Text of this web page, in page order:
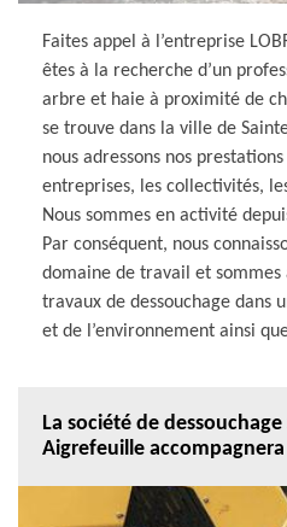
Faites appel à l’entreprise
êtes à la recherche d’un
arbre et haie à proximité de
se trouve dans la ville de
nous adressons nos
entreprises, les collectivités,
Nous sommes en activité
Par conséquent, nous
domaine de travail et
travaux de dessouchage dans
et de l’environnement ainsi
La société de
Aigrefeuille